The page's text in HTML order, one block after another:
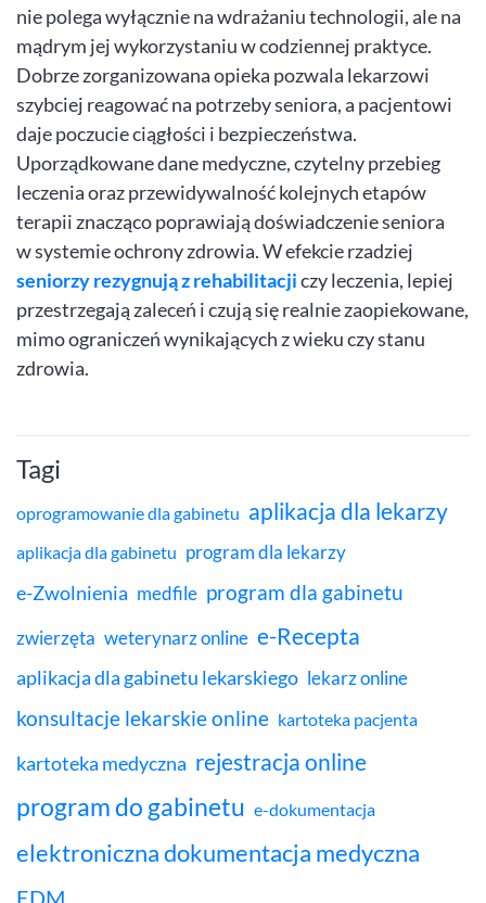
nie polega wyłącznie na wdrażaniu technologii, ale na
mądrym jej wykorzystaniu w codziennej praktyce.
Dobrze zorganizowana opieka pozwala lekarzowi
szybciej reagować na potrzeby seniora, a pacjentowi
daje poczucie ciągłości i bezpieczeństwa.
Uporządkowane dane medyczne, czytelny przebieg
leczenia oraz przewidywalność kolejnych etapów
terapii znacząco poprawiają doświadczenie seniora
w systemie ochrony zdrowia. W efekcie rzadziej
seniorzy rezygnują z rehabilitacjiczy leczenia, lepiej
przestrzegają zaleceń i czują się realnie zaopiekowane,
mimo ograniczeń wynikających z wieku czy stanu
zdrowia.
Tagi
oprogramowanie dla gabinetu aplikacja dla lekarzy
aplikacja dla gabinetu program dla lekarzy
e-Zwolnienia medfile program dla gabinetu
zwierzęta weterynarz online e-Recepta
aplikacja dla gabinetu lekarskiego lekarz online
konsultacje lekarskie online kartoteka pacjenta
kartoteka medyczna rejestracja online
program do gabinetu e-dokumentacja
elektroniczna dokumentacja medyczna
EDM